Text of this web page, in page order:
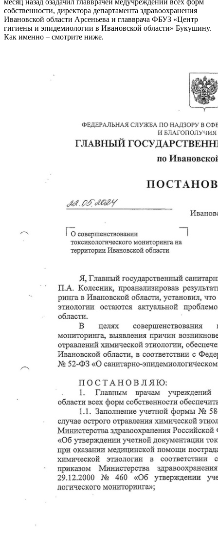
месяц назад озадачил главврачей медучреждений всех форм
собственности, директора департамента здравоохранения
Ивановской области Арсеньева и главврача ФБУЗ «Центр
гигиены и эпидемиологии в Ивановской области» Букушину.
Как именно – смотрите ниже.